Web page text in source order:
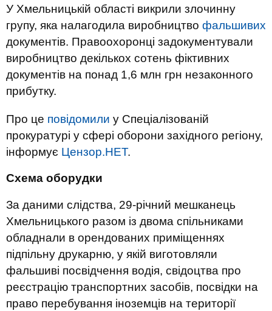
У Хмельницькій області викрили злочинну
групу, яка налагодила виробництво фальшивих
документів. Правоохоронці задокументували
виробництво декількох сотень фіктивних
документів на понад 1,6 млн грн незаконного
прибутку.
Про це повідомили у Спеціалізованій
прокуратурі у сфері оборони західного регіону,
інформує Цензор.НЕТ.
Схема оборудки
За даними слідства, 29-річний мешканець
Хмельницького разом із двома спільниками
обладнали в орендованих приміщеннях
підпільну друкарню, у якій виготовляли
фальшиві посвідчення водія, свідоцтва про
реєстрацію транспортних засобів, посвідки на
право перебування іноземців на території